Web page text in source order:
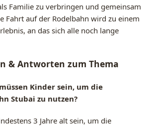
Familie zu verbringen und gemeinsam
Fahrt auf der Rodelbahn wird zu einem
an das sich alle noch lange
& Antworten zum Thema
Kinder sein, um die
Stubai zu nutzen?
3 Jahre alt sein, um die